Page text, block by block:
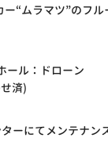
“ムラマツ”のフル
ール：ドローン
済)
ーにてメンテナン